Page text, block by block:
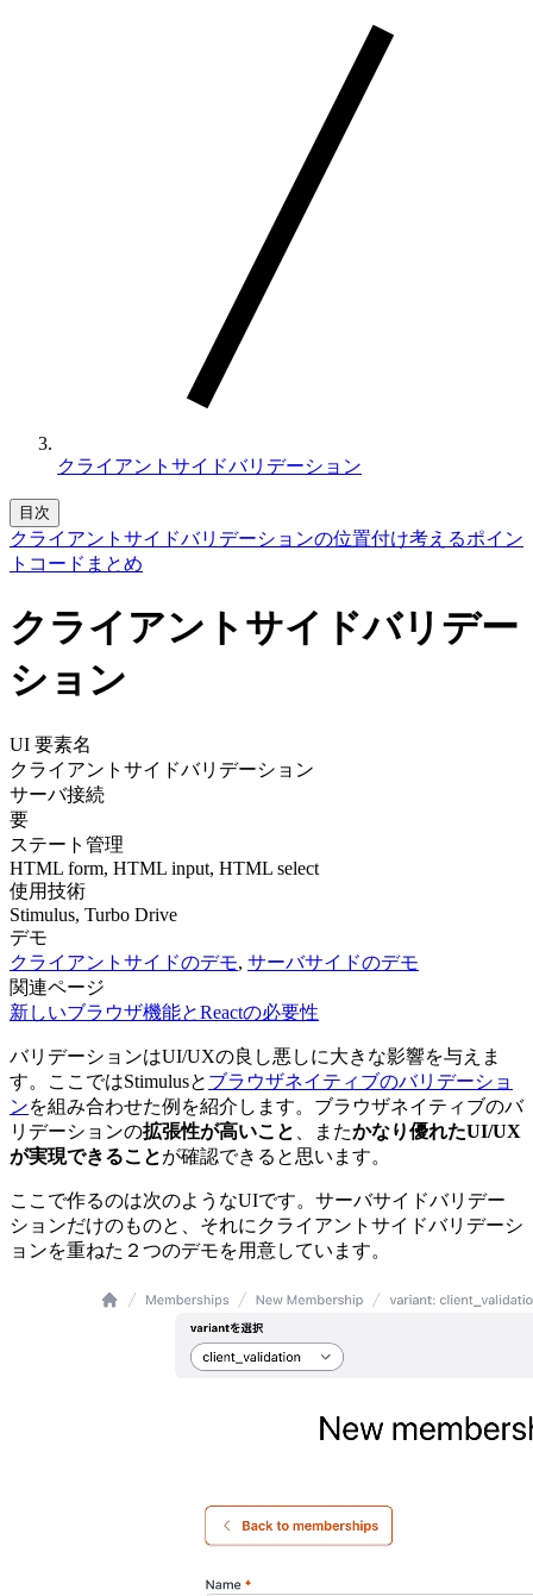
クライアントサイドバリデーション
目次
クライアントサイドバリデーションの位置付け考えるポイン
ト コード まとめ
クライアントサイドバリデー
ション
UI 要素名
クライアントサイドバリデーション
サーバ接続
要
ステート管理
HTML form, HTML input, HTML select
使用技術
Stimulus, Turbo Drive
デモ
クライアントサイドのデモ, サーバサイドのデモ
関連ページ
新しいブラウザ機能とReactの必要性
バリデーションはUI/UXの良し悪しに大きな影響を与えま
す。ここではStimulusと ブラウザネイティブのバリデーショ
ンを組み合わせた例を紹介します。ブラウザネイティブのバ
リデーションの拡張性が高いこと 、またかなり優れたUI/UX
が実現できることが確認できると思います。
ここで作るのは次のようなUIです。サーバサイドバリデー
ションだけのものと、それにクライアントサイドバリデーシ
ョンを重ねた２つのデモを用意しています。